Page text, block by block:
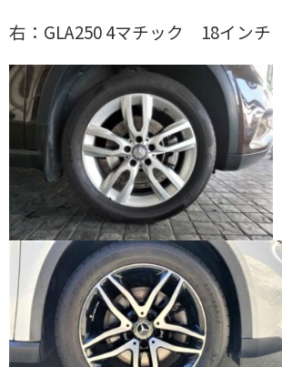
右：GLA250 4マチック 18インチ